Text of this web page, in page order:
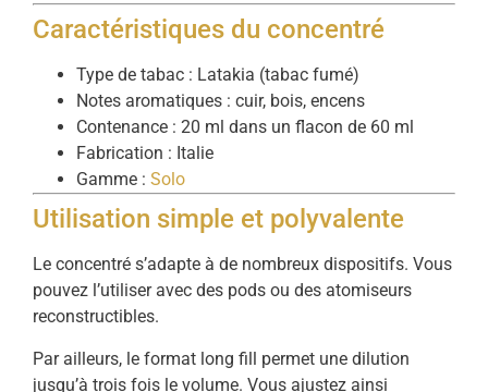
Caractéristiques du concentré
Type de tabac : Latakia (tabac fumé)
Notes aromatiques : cuir, bois, encens
Contenance : 20 ml dans un flacon de 60 ml
Fabrication : Italie
Gamme : Solo
Utilisation simple et polyvalente
Le concentré s’adapte à de nombreux dispositifs. Vous
pouvez l’utiliser avec des pods ou des atomiseurs
reconstructibles.
Par ailleurs, le format long fill permet une dilution
jusqu’à trois fois le volume. Vous ajustez ainsi